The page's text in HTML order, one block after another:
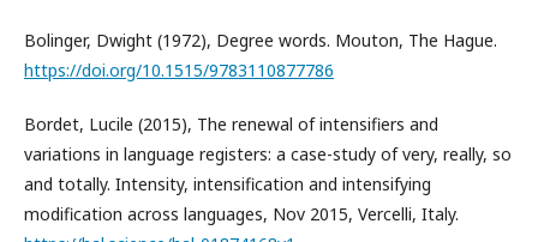
Bolinger, Dwight (1972), Degree words. Mouton, The Hague.
https://doi.org/10.1515/9783110877786
Bordet, Lucile (2015), The renewal of intensifiers and
variations in language registers: a case-study of very, really, so
and totally. Intensity, intensification and intensifying
modification across languages, Nov 2015, Vercelli, Italy.